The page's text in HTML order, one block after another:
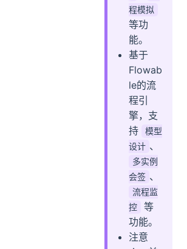
程模拟
等功
能。
基于
Flowab
le的流
程引
擎，支
持
模型
设计 、
多实例
会签 、
流程监
控
等
功能。
注意